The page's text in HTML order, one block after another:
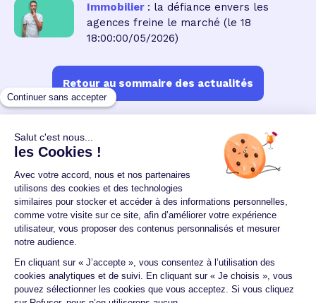
Immobilier : la défiance envers les
agences freine le marché (le 18
18:00:00/05/2026)
Retour au sommaire des actualités
Un crédit vous engage et doit être remboursé.
Vérifiez vos capacités de remboursement avant de
vous engager.
Aucun versement, de quelque nature que ce soit, ne
peut être exigé d'un particulier avant l'obtention
d'un ou plusieurs prêts d'argent.